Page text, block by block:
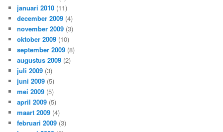
januari 2010 (11)
december 2009 (4)
november 2009 (3)
oktober 2009 (10)
september 2009 (8)
augustus 2009 (2)
juli 2009 (3)
juni 2009 (5)
mei 2009 (5)
april 2009 (5)
maart 2009 (4)
februari 2009 (3)